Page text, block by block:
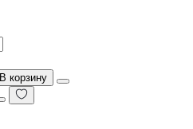
В корзину